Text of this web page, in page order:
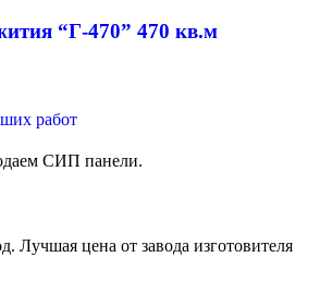
“Г-470” 470 кв.м
работ
СИП панели.
Лучшая цена от завода изготовителя